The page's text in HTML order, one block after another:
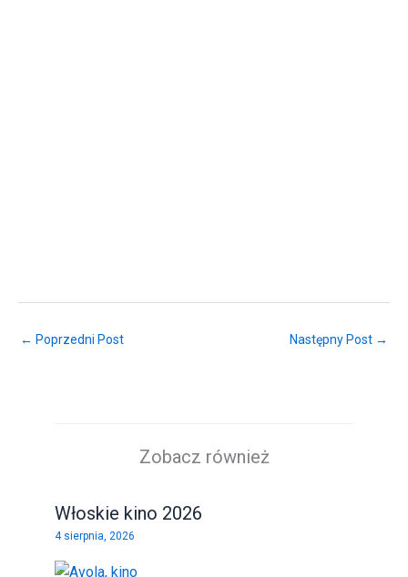
← Poprzedni Post Następny Post →
Zobacz również
Włoskie kino 2026
4 sierpnia, 2026